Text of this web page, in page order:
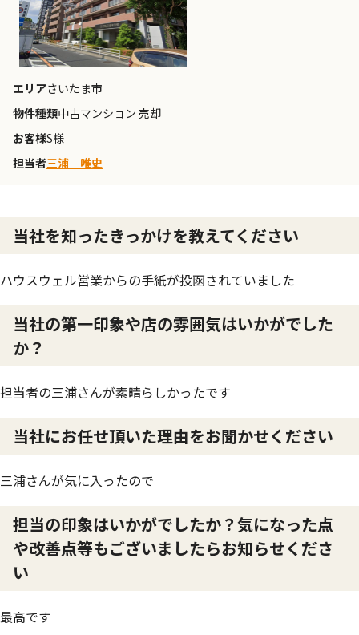
エリアさいたま市
物件種類中古マンション 売却
お客様S様
担当者三浦 唯史
当社を知ったきっかけを教えてください
ハウスウェル営業からの手紙が投函されていました
当社の第一印象や店の雰囲気はいかがでした
か？
担当者の三浦さんが素晴らしかったです
当社にお任せ頂いた理由をお聞かせください
三浦さんが気に入ったので
担当の印象はいかがでしたか？気になった点
や改善点等もございましたらお知らせくださ
い
最高です